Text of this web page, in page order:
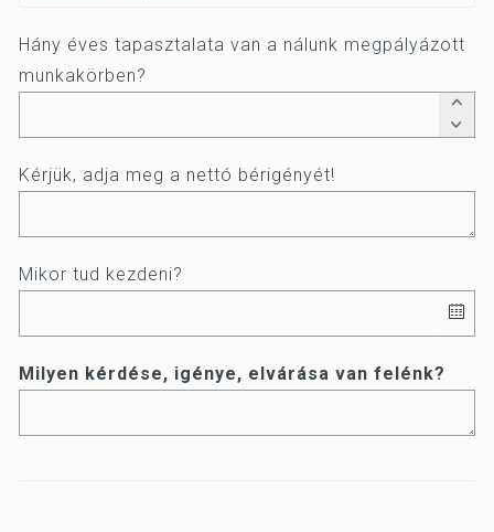
Hány éves tapasztalata van a nálunk megpályázott
munkakörben?
Kérjük, adja meg a nettó bérigényét!
Mikor tud kezdeni?
Milyen kérdése, igénye, elvárása van felénk?